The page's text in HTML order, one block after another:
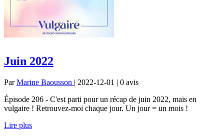
Juin 2022
ParMarine Baousson | 2022-12-01 | 0 avis
Épisode 206 - C'est parti pour un récap de juin 2022, mais en
vulgaire ! Retrouvez-moi chaque jour. Un jour = un mois !
Lire plus